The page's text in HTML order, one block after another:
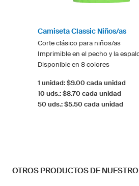
Camiseta Classic Niños/as
Corte clásico para niños/as
Imprimible en el pecho y la
Disponible en 8 colores
1 unidad: $9.00 cada unidad
10 uds.: $8.70 cada unidad
50 uds.: $5.50 cada unidad
OTROS PRODUCTOS DE